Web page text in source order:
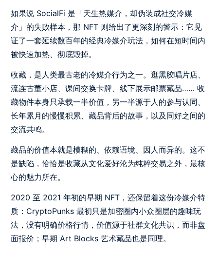
如果说 SocialFi 是「天生热媒介，却伪装成社交冷媒
介」的失败样本，那 NFT 则给出了更深刻的警示：它见
证了一套延续数百年的经典冷媒介玩法，如何在短时间内
被快速加热、彻底毁掉。
收藏，是人类最古老的冷媒介行为之一。逛黑胶唱片店、
流连古董小店、课间交换卡牌、线下展示邮票藏品…… 收
藏物件本身只承载一半价值，另一半源于人的参与认同、
长年累月的慢慢积累、藏品背后的故事，以及同好之间的
交流共鸣。
藏品的价值本就是模糊的、依赖语境、因人而异的。这不
是缺陷，恰恰是收藏从文化爱好沦为纯粹交易之外，最核
心的魅力所在。
2020 至 2021 年初的早期 NFT，还保留着这份冷媒介特
质：CryptoPunks 最初只是加密圈内小众圈层的趣味玩
法，没有明确价格行情，价值源于社群文化共识，而非盘
面报价；早期 Art Blocks 艺术藏品也是同理。